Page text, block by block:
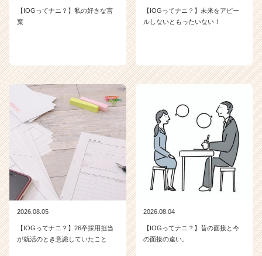
く
イ
ア
キ
ャ
リ
h
e
C
a
【IOGってナニ？】私の好きな言
葉
【IOGってナニ？】未来をアピー
ルしないともったいない！
2026.08.05
【IOGってナニ？】26卒採用担当
が就活のとき意識していたこと
2026.08.04
【IOGってナニ？】昔の面接と今
の面接の違い。